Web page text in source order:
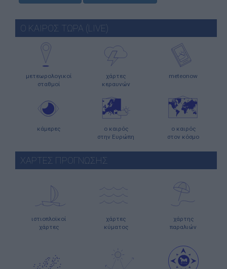
Ο ΚΑΙΡΟΣ ΤΩΡΑ (LIVE)
μετεωρολογικοί
σταθμοί
χάρτες
κεραυνών
meteonow
κάμερες
ο καιρός
στην Ευρώπη
ο καιρός
στον κόσμο
ΧΑΡΤΕΣ ΠΡΟΓΝΩΣΗΣ
ιστιοπλοϊκοί
χάρτες
χάρτες
κύματος
χάρτης
παραλιών